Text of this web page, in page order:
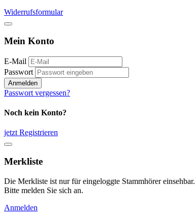
Widerrufsformular
Mein Konto
E-Mail
Passwort
Anmelden
Passwort vergessen?
Noch kein Konto?
jetzt Registrieren
Merkliste
Die Merkliste ist nur für eingeloggte Stammhörer einsehbar.
Bitte melden Sie sich an.
Anmelden